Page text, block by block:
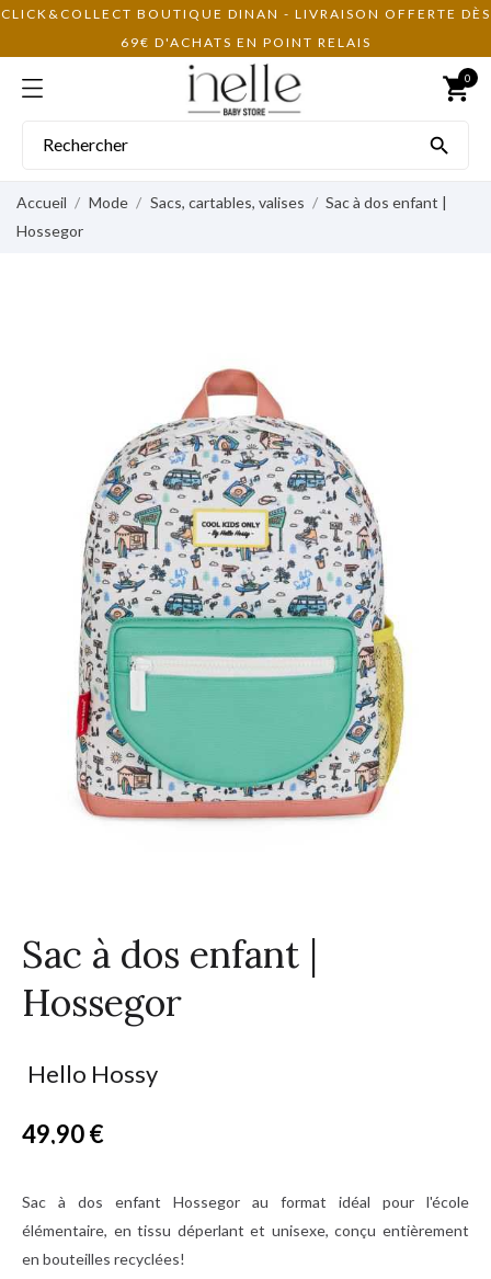
CLICK&COLLECT BOUTIQUE DINAN - LIVRAISON OFFERTE DÈS
69€ D'ACHATS EN POINT RELAIS
shopping_cart
0

Accueil Mode Sacs, cartables, valises
Sac à dos enfant |
Hossegor
Sac à dos enfant |
Hossegor
Hello Hossy
49,90 €
Sac à dos enfant Hossegor au format idéal pour l'école
élémentaire, en tissu déperlant et unisexe, conçu entièrement
en bouteilles recyclées!